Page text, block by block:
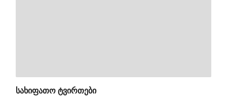
ᲡᲐᲮᲘᲤᲐᲗᲝ ᲢᲕᲘᲠᲗᲔᲑᲘ